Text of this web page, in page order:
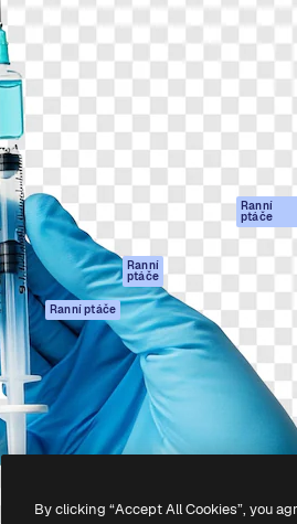
Produkty
Spaces
AI asistent
AI generátor
obrázků
AI generátor videa
AI hlasový
generátor
Stock obsah
MCP pro
Claude/ChatGPT
Ranní
ptáče
Agenti Ranní ptáče
API
Mobilní aplikace
Všechny nástroje
Magnific
Dokumentace
Podmínky použití
osobních údajů
Ranní
ptáče
Zásady používání
Centrum důvěry
Partneři
Firmy
By clicking “Accept All Cookies”, you